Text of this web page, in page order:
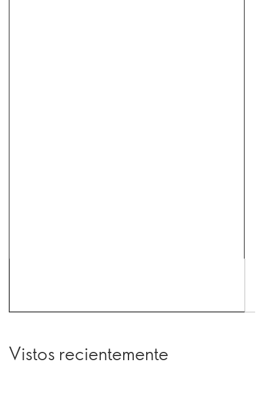
Vistos recientemente